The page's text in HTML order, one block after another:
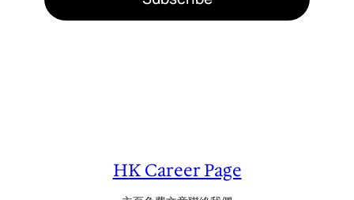
HK Career Page